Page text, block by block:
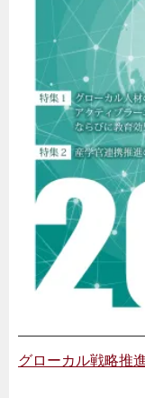
グローカル戦略推